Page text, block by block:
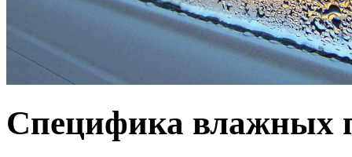
Специфика влажных